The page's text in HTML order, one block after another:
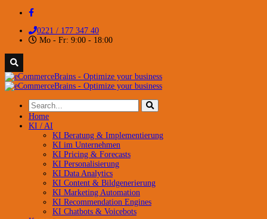
0221 / 177 347 40
Mo - Fr: 9:00 - 18:00
Home
KI / AI
KI Beratung & Implementierung
KI im Unternehmen
KI Pricing & Forecasts
KI Personalisierung
KI Data Analytics
KI Content & Bildgenerierung
KI Marketing Automation
KI Recommendation Engines
KI Chatbots & Voicebots